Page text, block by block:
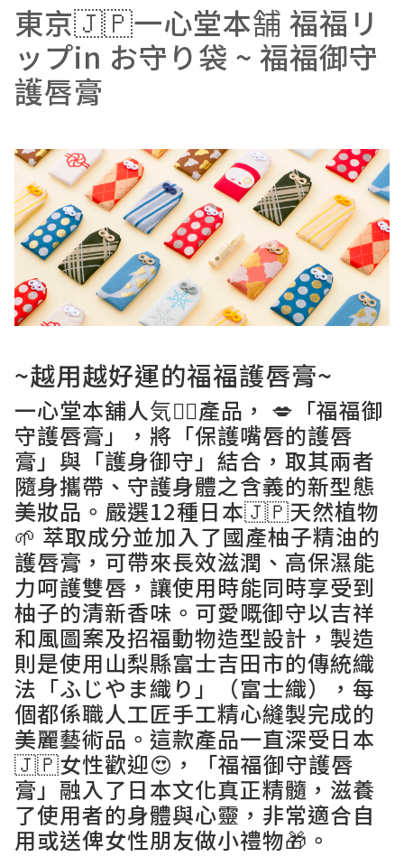
東京🇯🇵一心堂本舗 福福リ
ップin お守り袋 ~ 福福御守
護唇膏
~越用越好運的福福護唇膏~
一心堂本舖人気👍🏻產品， 💋「福福御
守護唇膏」，將「保護嘴唇的護唇
膏」與「護身御守」結合，取其兩者
隨身攜帶、守護身體之含義的新型態
美妝品。嚴選12種日本🇯🇵天然植物
🌱 萃取成分並加入了國產柚子精油的
護唇膏，可帶來長效滋潤、高保濕能
力呵護雙唇，讓使用時能同時享受到
柚子的清新香味。可愛嘅御守以吉祥
和風圖案及招福動物造型設計，製造
則是使用山梨縣富士吉田市的傳統織
法「ふじやま織り」（富士織），每
個都係職人工匠手工精心縫製完成的
美麗藝術品。這款產品一直深受日本
🇯🇵女性歡迎😍，「福福御守護唇
膏」融入了日本文化真正精髓，滋養
了使用者的身體與心靈，非常適合自
用或送俾女性朋友做小禮物🎁。